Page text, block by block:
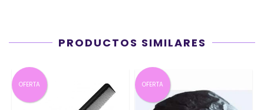
PRODUCTOS SIMILARES
OFERTA OFERTA